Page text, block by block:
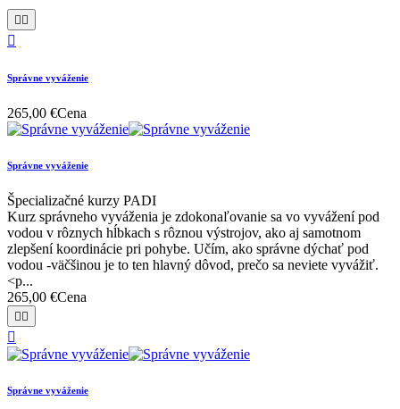
 

Správne vyváženie
265,00 €Cena
Správne vyváženie
Špecializačné kurzy PADI
Kurz správneho vyváženia je zdokonaľovanie sa vo vyvážení pod
vodou v rôznych hĺbkach s rôznou výstrojov, ako aj samotnom
zlepšení koordinácie pri pohybe. Učím, ako správne dýchať pod
vodou -väčšinou je to ten hlavný dôvod, prečo sa neviete vyvážiť.
<p...
265,00 €Cena
 

Správne vyváženie